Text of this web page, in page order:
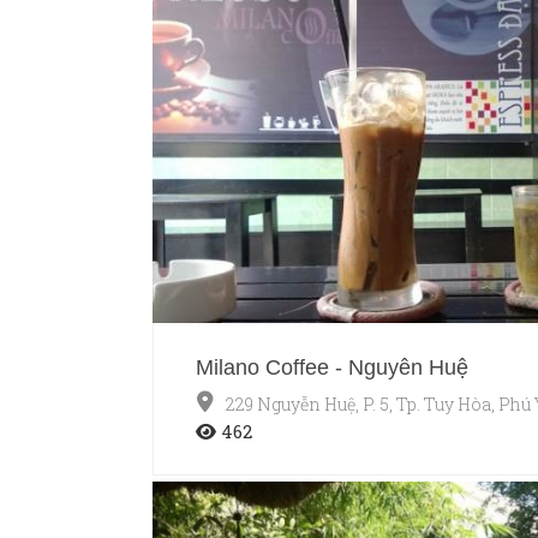
Milano Coffee - Nguyễn Huệ
229 Nguyễn Huệ, P. 5, Tp. Tuy Hòa, Phú
462